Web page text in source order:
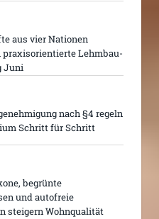
aus vier Nationen
praxisorientierte Lehmbau-
Juni
nach §4 regeln
Schritt für Schritt
begrünte
und autofreie
steigern Wohnqualität